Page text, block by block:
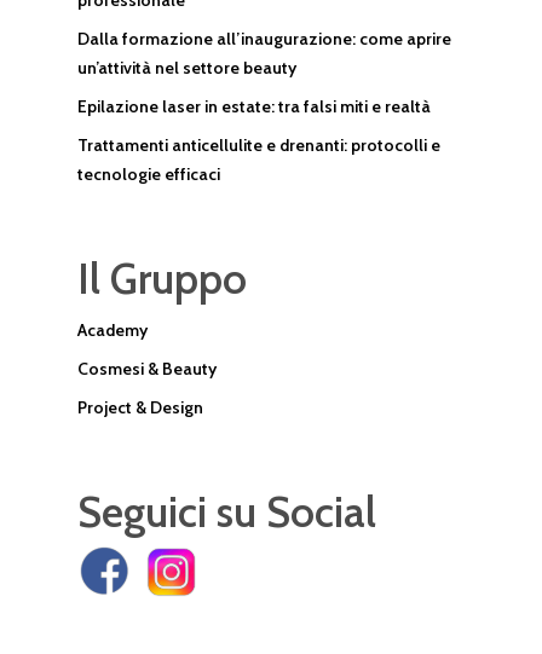
Dalla formazione all’inaugurazione: come aprire
un’attività nel settore beauty
Epilazione laser in estate: tra falsi miti e realtà
Trattamenti anticellulite e drenanti: protocolli e
tecnologie efficaci
Il Gruppo
Academy
Cosmesi & Beauty
Project & Design
Seguici su Social